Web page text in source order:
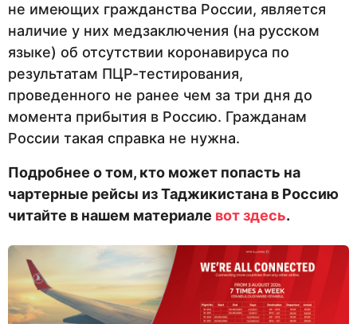
не имеющих гражданства России, является
наличие у них медзаключения (на русском
языке) об отсутствии коронавируса по
результатам ПЦР-тестирования,
проведенного не ранее чем за три дня до
момента прибытия в Россию. Гражданам
России такая справка не нужна.
Подробнее о том, кто может попасть на
чартерные рейсы из Таджикистана в Россию
читайте в нашем материале вот здесь.